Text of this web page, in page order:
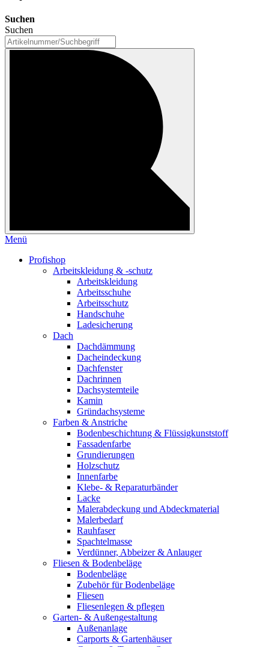
Suchen
Suchen
Menü
Profishop
Arbeitskleidung & -schutz
Arbeitskleidung
Arbeitsschuhe
Arbeitsschutz
Handschuhe
Ladesicherung
Dach
Dachdämmung
Dacheindeckung
Dachfenster
Dachrinnen
Dachsystemteile
Kamin
Gründachsysteme
Farben & Anstriche
Bodenbeschichtung & Flüssigkunststoff
Fassadenfarbe
Grundierungen
Holzschutz
Innenfarbe
Klebe- & Reparaturbänder
Lacke
Malerabdeckung und Abdeckmaterial
Malerbedarf
Rauhfaser
Spachtelmasse
Verdünner, Abbeizer & Anlauger
Fliesen & Bodenbeläge
Bodenbeläge
Zubehör für Bodenbeläge
Fliesen
Fliesenlegen & pflegen
Garten- & Außengestaltung
Außenanlage
Carports & Gartenhäuser